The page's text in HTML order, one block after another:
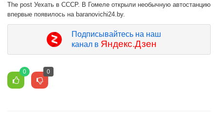
The post Уехать в СССР. В Гомеле открыли необычную автостанцию
впервые появилось на baranovichi24.by.
Подписывайтесь на наш
канал в Яндекс.Дзен
0 0